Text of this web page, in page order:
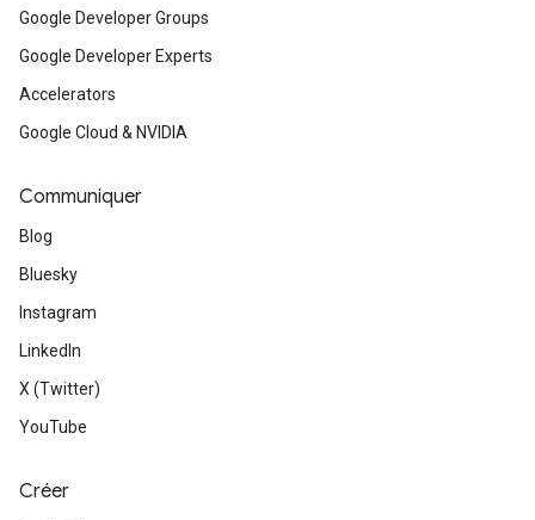
Google Developer Groups
Google Developer Experts
Accelerators
Google Cloud & NVIDIA
Communiquer
Blog
Bluesky
Instagram
LinkedIn
X (Twitter)
YouTube
Créer